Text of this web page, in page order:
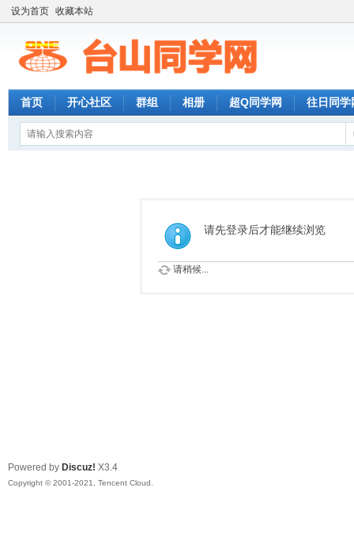
设为首页 收藏本站
首页 开心社区 群组 相册 超Q同学网 往日同学
请先登录后才能继续浏览
请稍候...
Powered by Discuz! X3.4
Copyright © 2001-2021, Tencent Cloud.